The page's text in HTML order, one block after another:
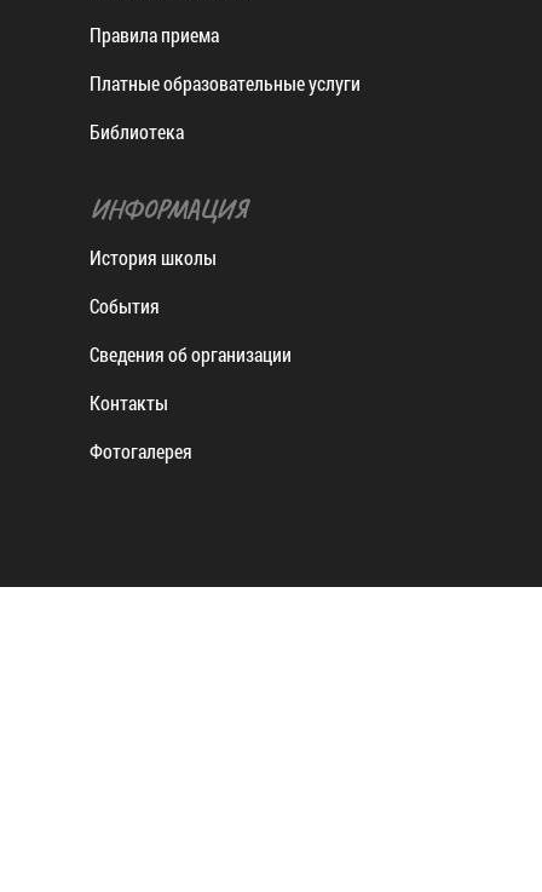
Правила приема
Платные образовательные услуги
Библиотека
ИНФОРМАЦИЯ
История школы
События
Сведения об организации
Контакты
Фотогалерея